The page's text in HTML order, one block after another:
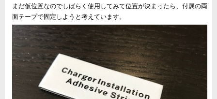
まだ仮位置なのでしばらく使用してみて位置が決まったら、付属の両
面テープで固定しようと考えています。